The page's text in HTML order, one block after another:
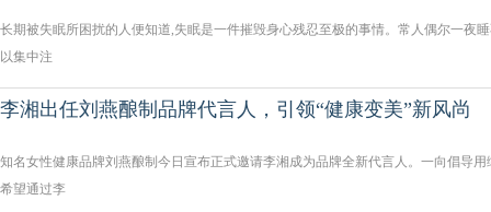
长期被失眠所困扰的人便知道,失眠是一件摧毁身心残忍至极的事情。常人偶尔一夜
以集中注
李湘出任刘燕酿制品牌代言人，引领“健康变美”新风尚
知名女性健康品牌刘燕酿制今日宣布正式邀请李湘成为品牌全新代言人。一向倡导
希望通过李